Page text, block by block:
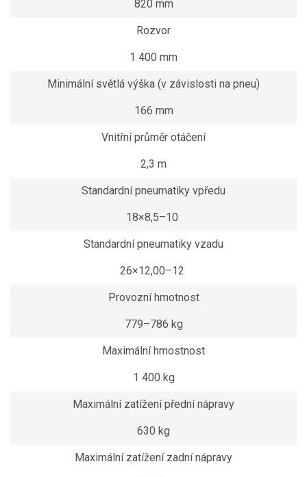
820 mm
Rozvor
1 400 mm
Minimální světlá výška (v závislosti na pneu)
166 mm
Vnitřní průměr otáčení
2,3 m
Standardní pneumatiky vpředu
18×8,5–10
Standardní pneumatiky vzadu
26×12,00–12
Provozní hmotnost
779–786 kg
Maximální hmostnost
1 400 kg
Maximální zatížení přední nápravy
630 kg
Maximální zatížení zadní nápravy